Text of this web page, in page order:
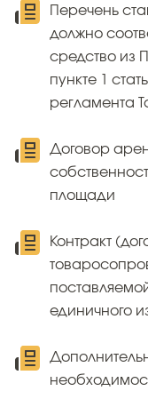
Перечень
должно
средство из
пункте 1
регламента
Договор
площади
Контракт
единичного